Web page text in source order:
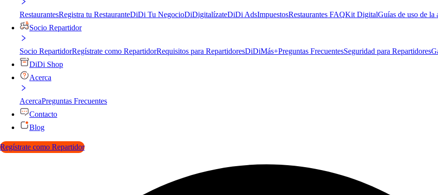
RestaurantesRegistra tu RestauranteDiDi Tu NegocioDiDigitalízateDiDi AdsImpuestosRestaurantes FAQKit DigitalGuías de uso de la
Socio Repartidor
Socio RepartidorRegístrate como RepartidorRequisitos para RepartidoresDiDiMás+Preguntas FrecuentesSeguridad para Repartidores
DiDi Shop
Acerca
AcercaPreguntas Frecuentes
Contacto
Blog
Regístrate como Repartidor